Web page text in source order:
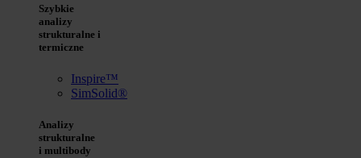
Szybkie
analizy
strukturalne i
termiczne
Inspire™
SimSolid®
Analizy
strukturalne
i multibody